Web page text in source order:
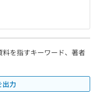
を指すキーワード、著者
出力